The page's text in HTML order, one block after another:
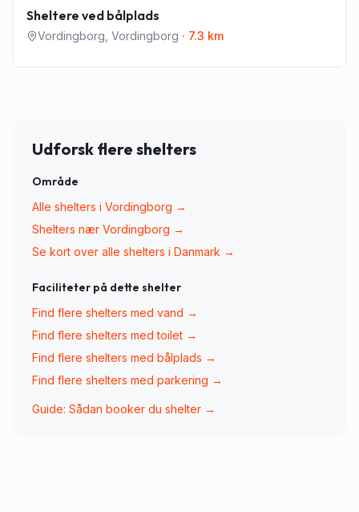
Sheltere ved bålplads
Vordingborg Vordingborg · 7.3 km
Udforsk flere shelters
Område
Alle shelters i Vordingborg →
Shelters nær Vordingborg →
Se kort over alle shelters i Danmark →
Faciliteter på dette shelter
Find flere shelters med vand →
Find flere shelters medtoilet →
Find flere shelters med bålplads →
Find flere shelters med parkering →
Guide: Sådan booker du shelter →